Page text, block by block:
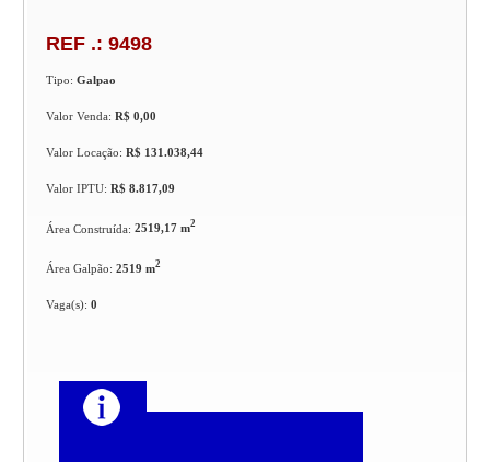
REF .: 9498
Tipo:Galpao
Valor Venda:R$ 0,00
Valor Locação:R$ 131.038,44
Valor IPTU:R$ 8.817,09
Área Construída:2519,17 m2
Área Galpão:2519 m2
Vaga(s):0